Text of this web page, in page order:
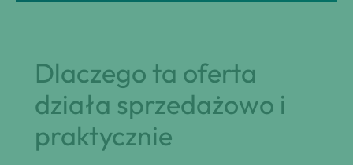
Dlaczego ta oferta
działa sprzedażowo i
praktycznie